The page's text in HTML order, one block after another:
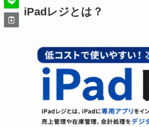
iPadレジとは？